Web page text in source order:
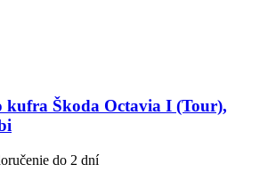
kufra Škoda Octavia I (Tour),
do 2 dní